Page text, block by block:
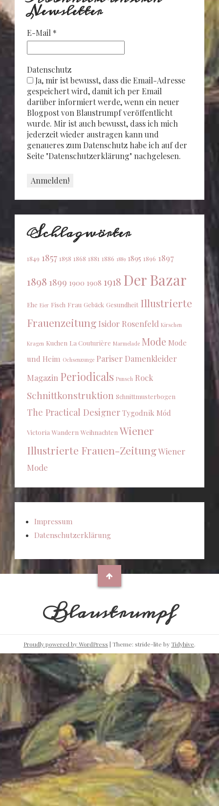
Newsletter
E-Mail *
Datenschutz
Ja, mir ist bewusst, dass die Email-Adresse
gespeichert wird, damit ich per Email
darüber informiert werde, wenn ein neuer
Blogpost von Blaustrumpf veröffentlicht
wurde. Mir ist auch bewusst, dass ich mich
jederzeit wieder austragen kann und
genaueres zum Datenschutz habe ich auf der
Seite "Datenschutzerklärung" nachgelesen.
Schlagwörter
1849 1857 1858 1868 1881 1886 1889 1895 1896 1897
1898 1899 1900 1908 1918 Der Bazar
Ehe Eier Fisch Frau Gebäck Gesundheit Illustrierte
Frauenzeitung Isidor Rosenfeld Kirschen
Kragen Kuchen La Couturière Marmelade Mode Mode
und Heim Ochsenzunge Pariser Damenkleider
Magazin Periodicals Punsch Rock
Schnittkonstruktion Schnittmusterbogen
The Practical Designer Tygodnik Mód
Victoria Wandern Weihnachten Wiener
Illustrierte Frauen-ZeitungWiener
Mode
Impressum
Datenschutzerklärung
Blaustrumpf
Proudly powered by WordPress | Theme: stride-lite byTidyhive.